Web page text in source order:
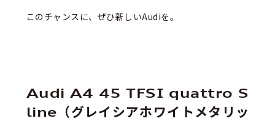
このチャンスに、ぜひ新しいAudiを。
Audi A4 45 TFSI quattro S
line（グレイシアホワイトメタリッ